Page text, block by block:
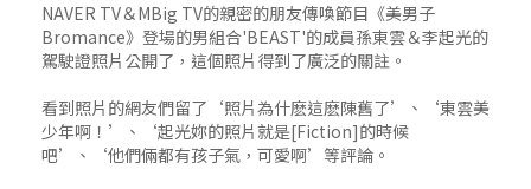
NAVER TV＆MBig TV的親密的朋友傳喚節目《美男子
Bromance》登場的男組合'BEAST'的成員孫東雲＆李起光的
駕駛證照片公開了，這個照片得到了廣泛的關註。
看到照片的網友們留了‘照片為什麽這麽陳舊了’、‘東雲美
少年啊！’、‘起光妳的照片就是[Fiction]的時候
吧’、‘他們倆都有孩子氣，可愛啊’等評論。